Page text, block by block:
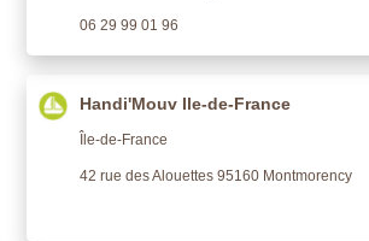
06 29 99 01 96
Handi'Mouv Ile-de-France
Île-de-France
42 rue des Alouettes 95160 Montmorency